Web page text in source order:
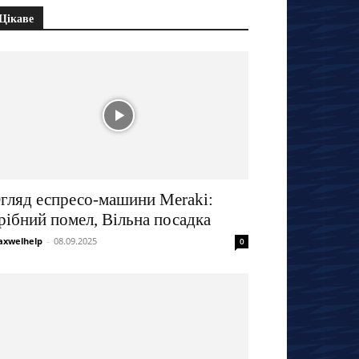
еспресо-машини Meraki:
помел, Вільна посадка
- 08.09.2025 0